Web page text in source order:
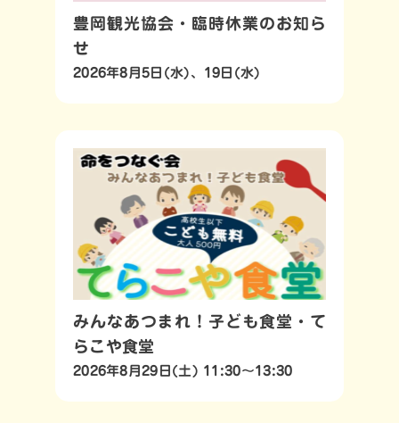
豊岡観光協会・臨時休業のお知ら
せ
2026年8月5日(水)、19日(水)
みんなあつまれ！子ども食堂・て
らこや食堂
2026年8月29日(土) 11:30～13:30